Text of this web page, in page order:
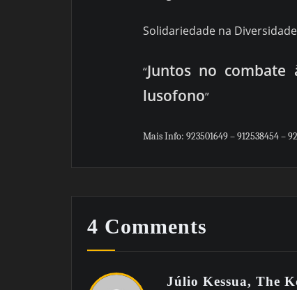
Solidariedade na Diversidade
“Juntos no combate
lusofono”
Mais Info: 923501649 – 912538454 –
4 Comments
Júlio Kessua, The